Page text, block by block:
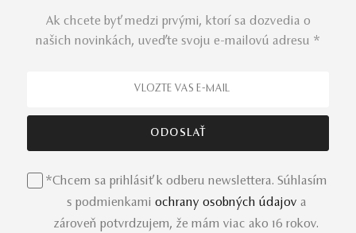
Ak chcete byť medzi prvými, ktorí sa dozvedia o
našich novinkách, uveďte svoju e-mailovú adresu *
*Chcem sa prihlásiť k odberu newslettera. Súhlasím
s podmienkami ochrany osobných údajov a
zároveň potvrdzujem, že mám viac ako 16 rokov.